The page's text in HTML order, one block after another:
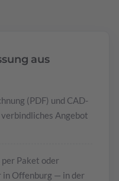
aus
(PDF) und CAD-
Angebot
Paket oder
in Offenburg — in der